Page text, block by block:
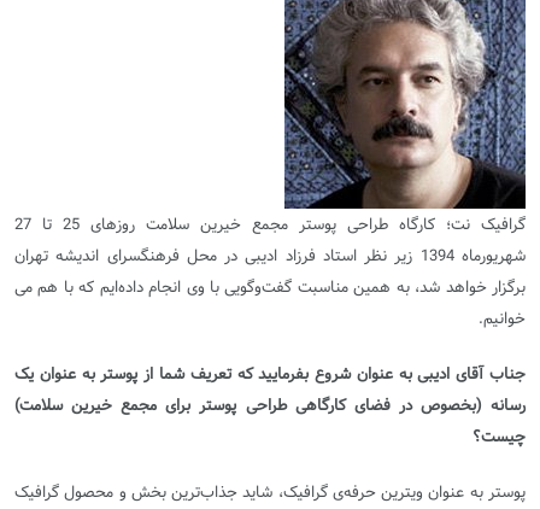
گرافیک نت؛ کارگاه طراحی پوستر مجمع خیرین سلامت روزهای 25 تا 27
شهریورماه 1394 زیر نظر استاد فرزاد ادیبی در محل فرهنگسرای اندیشه تهران
برگزار خواهد شد، به همین مناسبت گفت‌وگویی با وی انجام داده‌ایم که با هم می
خوانیم.
جناب آقای ادیبی به عنوان شروع بفرمایید که تعریف شما از پوستر به عنوان یک
رسانه (بخصوص در فضای کارگاهی طراحی پوستر برای مجمع خیرین سلامت)
چیست؟
پوستر به عنوان ویترین حرفه‌ی گرافیک، شاید جذاب‌ترین بخش و محصول گرافیک